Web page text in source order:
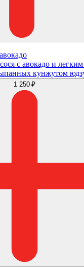
с авокадо и
кунжутом
1 250 ₽